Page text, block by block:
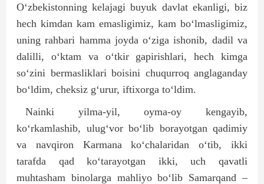
O‘zbekistonning kelajagi buyuk davlat ekanligi, biz
hech kimdan kam emasligimiz, kam bo‘lmasligimiz,
uning rahbari hamma joyda o‘ziga ishonib, dadil va
dalilli, o‘ktam va o‘tkir gapirishlari, hech kimga
so‘zini bermasliklari boisini chuqurroq anglaganday
bo‘ldim, cheksiz g‘urur, iftixorga to‘ldim.
Nainki yilma-yil, oyma-oy kengayib,
ko‘rkamlashib, ulug‘vor bo‘lib borayotgan qadimiy
va navqiron Karmana ko‘chalaridan o‘tib, ikki
tarafda qad ko‘tarayotgan ikki, uch qavatli
muhtasham binolarga mahliyo bo‘lib Samarqand –